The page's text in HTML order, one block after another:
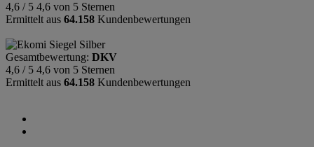
4,6 / 5 4,6 von 5 Sternen
Ermittelt aus 64.158 Kundenbewertungen
Gesamtbewertung: DKV
4,6 / 5 4,6 von 5 Sternen
Ermittelt aus 64.158 Kundenbewertungen